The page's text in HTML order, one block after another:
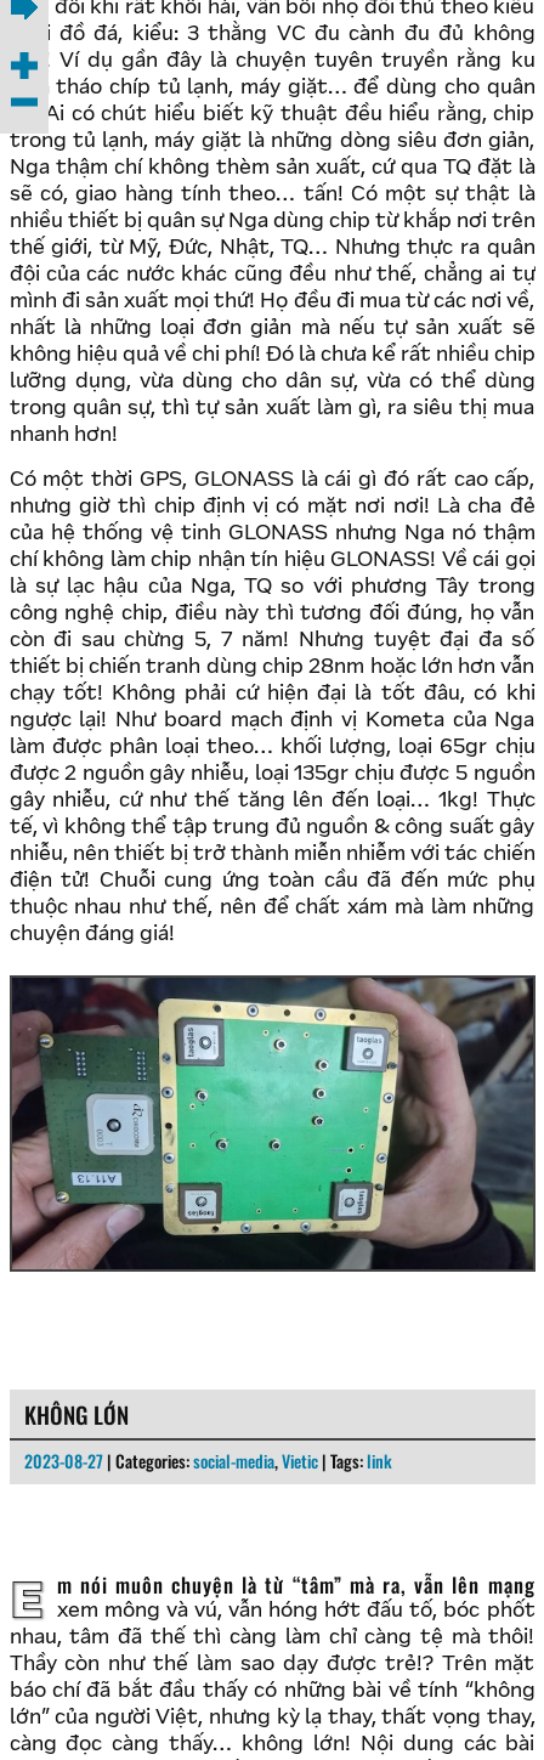
đôi khi rất khôi hài, vẫn bôi nhọ đối thủ theo kiểu
thời đồ đá, kiểu: 3 thằng VC đu cành đu đủ không
gãy! Ví dụ gần đây là chuyện tuyên truyền rằng ku
Nga tháo chíp tủ lạnh, máy giặt… để dùng cho quân
sự! Ai có chút hiểu biết kỹ thuật đều hiểu rằng, chip
trong tủ lạnh, máy giặt là những dòng siêu đơn giản,
Nga thậm chí không thèm sản xuất, cứ qua TQ đặt là
sẽ có, giao hàng tính theo… tấn! Có một sự thật là
nhiều thiết bị quân sự Nga dùng chip từ khắp nơi trên
thế giới, từ Mỹ, Đức, Nhật, TQ… Nhưng thực ra quân
đội của các nước khác cũng đều như thế, chẳng ai tự
mình đi sản xuất mọi thứ! Họ đều đi mua từ các nơi về,
nhất là những loại đơn giản mà nếu tự sản xuất sẽ
không hiệu quả về chi phí! Đó là chưa kể rất nhiều chip
lưỡng dụng, vừa dùng cho dân sự, vừa có thể dùng
trong quân sự, thì tự sản xuất làm gì, ra siêu thị mua
nhanh hơn!
Có một thời GPS, GLONASS là cái gì đó rất cao cấp,
nhưng giờ thì chip định vị có mặt nơi nơi! Là cha đẻ
của hệ thống vệ tinh GLONASS nhưng Nga nó thậm
chí không làm chip nhận tín hiệu GLONASS! Về cái gọi
là sự lạc hậu của Nga, TQ so với phương Tây trong
công nghệ chip, điều này thì tương đối đúng, họ vẫn
còn đi sau chừng 5, 7 năm! Nhưng tuyệt đại đa số
thiết bị chiến tranh dùng chip 28nm hoặc lớn hơn vẫn
chạy tốt! Không phải cứ hiện đại là tốt đâu, có khi
ngược lại! Như board mạch định vị Kometa của Nga
làm được phân loại theo… khối lượng, loại 65gr chịu
được 2 nguồn gây nhiễu, loại 135gr chịu được 5 nguồn
gây nhiễu, cứ như thế tăng lên đến loại… 1kg! Thực
tế, vì không thể tập trung đủ nguồn & công suất gây
nhiễu, nên thiết bị trở thành miễn nhiễm với tác chiến
điện tử! Chuỗi cung ứng toàn cầu đã đến mức phụ
thuộc nhau như thế, nên để chất xám mà làm những
chuyện đáng giá!
KHÔNG LỚN
2023-08-27 | Categories:social-media,Vietic | Tags:link
Em nói muôn chuyện là từ “tâm” mà ra, vẫn lên mạng
xem mông và vú, vẫn hóng hớt đấu tố, bóc phốt
nhau, tâm đã thế thì càng làm chỉ càng tệ mà thôi!
Thầy còn như thế làm sao dạy được trẻ!? Trên mặt
báo chí đã bắt đầu thấy có những bài về tính “không
lớn” của người Việt, nhưng kỳ lạ thay, thất vọng thay,
càng đọc càng thấy… không lớn! Nội dung các bài